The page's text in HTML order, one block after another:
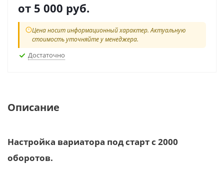
от 5 000 руб.
Цена носит информационный характер. Актуальную
стоимость уточняйте у менеджера.
Достаточно
Описание
Настройка вариатора под старт с 2000
оборотов.